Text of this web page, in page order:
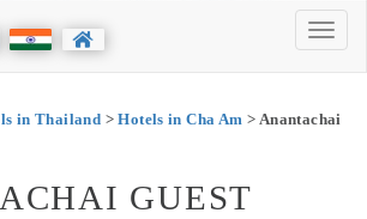
in Thailand >Hotels in Cha Am > Anantachai
GUEST